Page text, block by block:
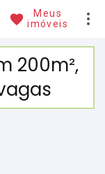
Meus
imóveis
200m²,